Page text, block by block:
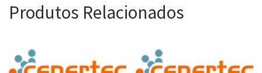
Produtos Relacionados